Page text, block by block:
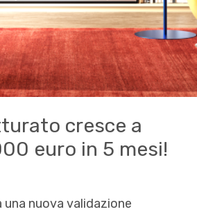
cresce a
euro in 5 mesi!
una nuova validazione